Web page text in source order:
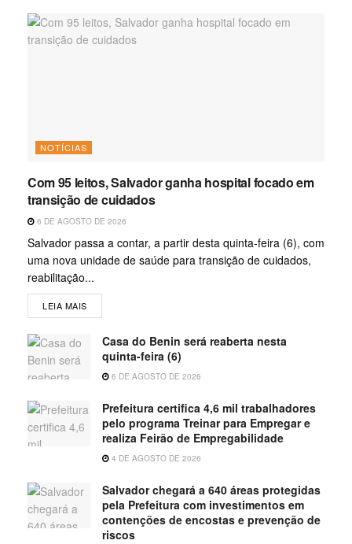
NOTÍCIAS
Com 95 leitos, Salvador ganha hospital focado em
transição de cuidados
6 DE AGOSTO DE 2026
Salvador passa a contar, a partir desta quinta-feira (6), com
uma nova unidade de saúde para transição de cuidados,
reabilitação...
LEIA MAIS
Casa do Benin será reaberta nesta
quinta-feira (6)
6 DE AGOSTO DE 2026
Prefeitura certifica 4,6 mil trabalhadores
pelo programa Treinar para Empregar e
realiza Feirão de Empregabilidade
4 DE AGOSTO DE 2026
Salvador chegará a 640 áreas protegidas
pela Prefeitura com investimentos em
contenções de encostas e prevenção de
riscos